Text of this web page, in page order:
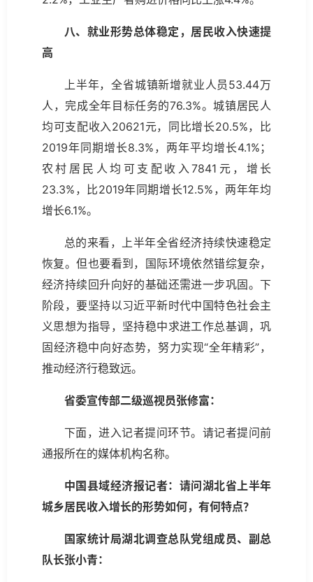
八、就业形势总体稳定，居民收入快速提
高
上半年，全省城镇新增就业人员53.44万
人，完成全年目标任务的76.3%。城镇居民人
均可支配收入20621元，同比增长20.5%，比
2019年同期增长8.3%，两年平均增长4.1%；
农村居民人均可支配收入7841元，增长
23.3%，比2019年同期增长12.5%，两年年均
增长6.1%。
总的来看，上半年全省经济持续快速稳定
恢复。但也要看到，国际环境依然错综复杂，
经济持续回升向好的基础还需进一步巩固。下
阶段，要坚持以习近平新时代中国特色社会主
义思想为指导，坚持稳中求进工作总基调，巩
固经济稳中向好态势，努力实现“全年精彩”，
推动经济行稳致远。
省委宣传部二级巡视员张修富：
下面，进入记者提问环节。请记者提问前
通报所在的媒体机构名称。
中国县域经济报记者：请问湖北省上半年
城乡居民收入增长的形势如何，有何特点？
国家统计局湖北调查总队党组成员、副总
队长张小青：